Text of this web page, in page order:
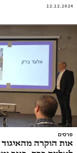
12.12.2024
פרסים
אות הוקרה